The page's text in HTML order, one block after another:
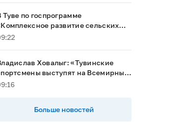
Туве по госпрограмме
развитие сельских
строят два объекта
Ховалыг: «Тувинские
выступят на Всемирных
кочевников в Кыргызстане»
Больше новостей